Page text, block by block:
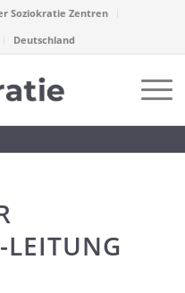
Soziokratie Zentren
Deutschland